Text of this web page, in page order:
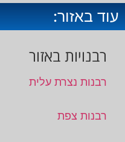
עוד באזור:
רבנויות באזור
רבנות נצרת עלית
רבנות צפת